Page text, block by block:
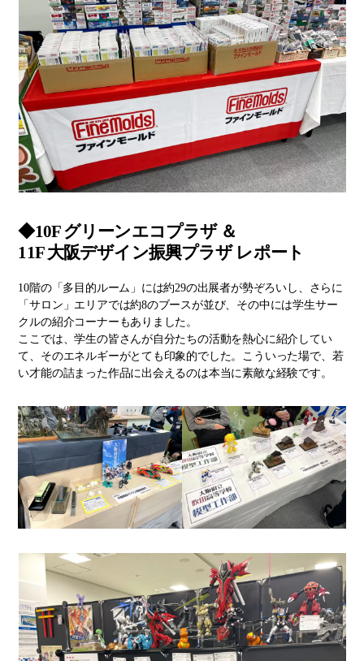
◆10F グリーンエコプラザ ＆
11F 大阪デザイン振興プラザ レポート
10階の「多目的ルーム」には約29の出展者が勢ぞろいし、さらに
「サロン」エリアでは約8のブースが並び、その中には学生サー
クルの紹介コーナーもありました。
ここでは、学生の皆さんが自分たちの活動を熱心に紹介してい
て、そのエネルギーがとても印象的でした。こういった場で、若
い才能の詰まった作品に出会えるのは本当に素敵な経験です。